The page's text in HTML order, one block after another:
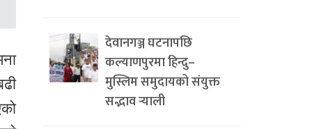
देवानगञ्ज घटनापछि
कल्याणपुरमा हिन्दु–
मुस्लिम समुदायको संयुक्त
सद्भाव र्‍याली